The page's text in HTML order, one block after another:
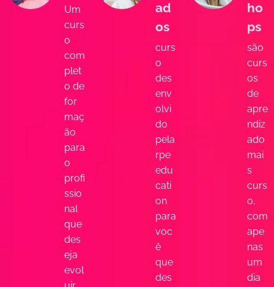
Um
curs
o
com
plet
o de
for
maç
ão
para
o
profi
ssio
nal
que
des
eja
evol
ad
os
curs
o
des
env
olvi
do
pela
rpe
edu
cati
on
para
voc
ê
que
des
ho
ps
são
curs
os
de
apre
ndiz
ado
mai
s
curs
o,
com
ape
nas
um
dia